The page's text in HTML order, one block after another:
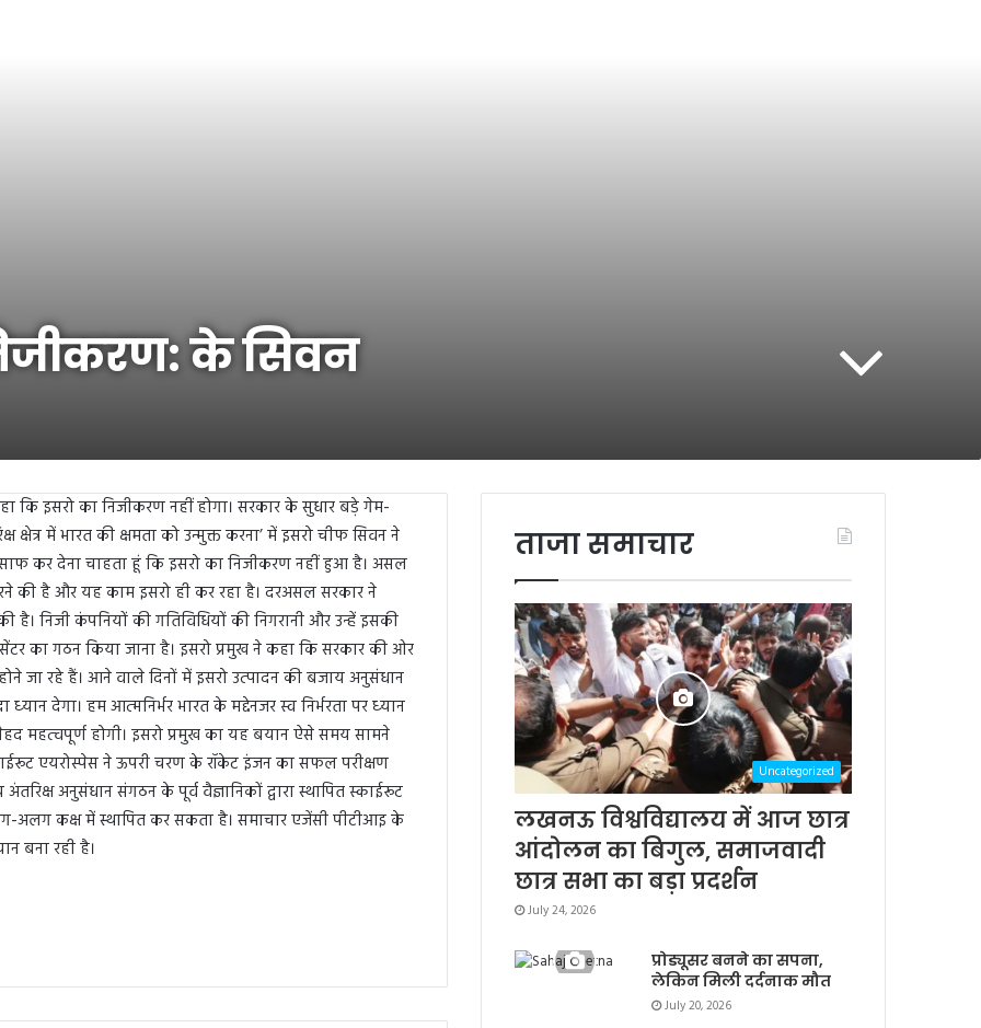
के सिवन
कि इसरो का निजीकरण नहीं होगा। सरकार के सुधार बड़े गेम-
में भारत की क्षमता को उन्मुक्त करना’ में इसरो चीफ सिवन ने
कर देना चाहता हूं कि इसरो का निजीकरण नहीं हुआ है। असल
की है और यह काम इसरो ही कर रहा है। दरअसल सरकार ने
है। निजी कंपनियों की गतिविधियों की निगरानी और उन्हें इसकी
का गठन किया जाना है। इसरो प्रमुख ने कहा कि सरकार की ओर
जा रहे हैं। आने वाले दिनों में इसरो उत्पादन की बजाय अनुसंधान
ध्‍यान देगा। हम आत्मनिर्भर भारत के मद्देनजर स्व निर्भरता पर ध्‍यान
महत्‍वपूर्ण होगी। इसरो प्रमुख का यह बयान ऐसे समय सामने
एयरोस्पेस ने ऊपरी चरण के रॉकेट इंजन का सफल परीक्षण
अनुसंधान संगठन के पूर्व वैज्ञानिकों द्वारा स्थापित स्काईरूट
अलग कक्ष में स्थापित कर सकता है। समाचार एजेंसी पीटीआइ के
बना रही है।
ताजा समाचार
Uncategorized
लखनऊ विश्वविद्यालय में आज छात्र
आंदोलन का बिगुल, समाजवादी
छात्र सभा का बड़ा प्रदर्शन
July 24, 2026
प्रोड्यूसर बनने का सपना,
लेकिन मिली दर्दनाक मौत
July 20, 2026